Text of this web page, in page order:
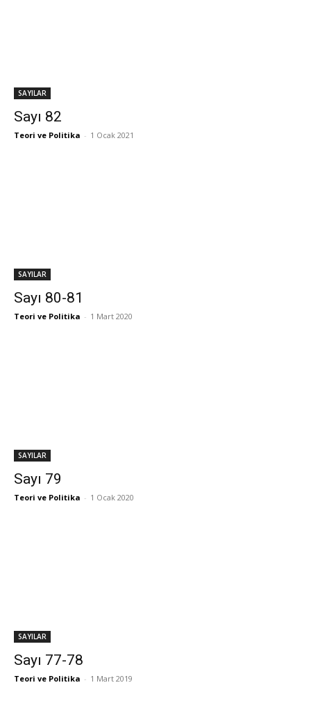
SAYILAR
Sayı 82
Teori ve Politika - 1 Ocak 2021
SAYILAR
Sayı 80-81
Teori ve Politika - 1 Mart 2020
SAYILAR
Sayı 79
Teori ve Politika - 1 Ocak 2020
SAYILAR
Sayı 77-78
Teori ve Politika - 1 Mart 2019